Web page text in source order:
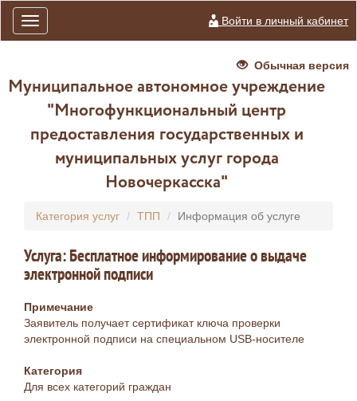
Toggle
navigation
Войти в личный кабинет
Обычная версия
Муниципальное автономное учреждение
"Многофункциональный центр
предоставления государственных и
муниципальных услуг города
Новочеркасска"
Категория услуг ТПП Информация об услуге
Услуга: Бесплатное информирование о выдаче
электронной подписи
Примечание
Заявитель получает сертификат ключа проверки
электронной подписи на специальном USB-носителе
Категория
Для всех категорий граждан